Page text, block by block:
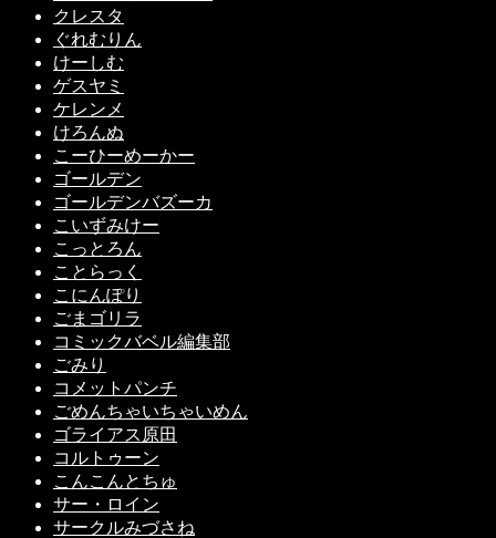
クレスタ
ぐれむりん
けーしむ
ゲスヤミ
ケレンメ
けろんぬ
こーひーめーかー
ゴールデン
ゴールデンバズーカ
こいずみけー
こっとろん
ことらっく
こにんぽり
ごまゴリラ
コミックバベル編集部
ごみり
コメットパンチ
ごめんちゃいちゃいめん
ゴライアス原田
コルトゥーン
こんこんとちゅ
サー・ロイン
サークルみづさね